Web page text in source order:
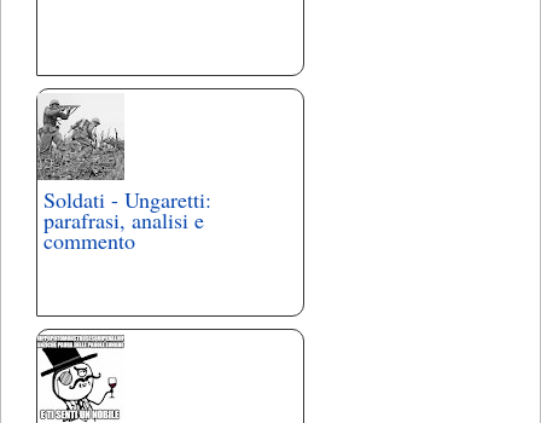
Soldati - Ungaretti:
parafrasi, analisi e
commento